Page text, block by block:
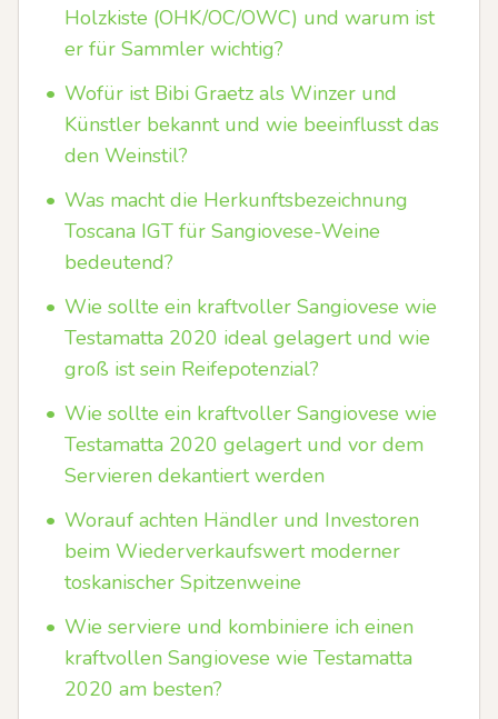
Holzkiste (OHK/OC/OWC) und warum ist
er für Sammler wichtig?
• Wofür ist Bibi Graetz als Winzer und
Künstler bekannt und wie beeinflusst das
den Weinstil?
• Was macht die Herkunftsbezeichnung
Toscana IGT für Sangiovese-Weine
bedeutend?
• Wie sollte ein kraftvoller Sangiovese wie
Testamatta 2020 ideal gelagert und wie
groß ist sein Reifepotenzial?
• Wie sollte ein kraftvoller Sangiovese wie
Testamatta 2020 gelagert und vor dem
Servieren dekantiert werden
• Worauf achten Händler und Investoren
beim Wiederverkaufswert moderner
toskanischer Spitzenweine
• Wie serviere und kombiniere ich einen
kraftvollen Sangiovese wie Testamatta
2020 am besten?